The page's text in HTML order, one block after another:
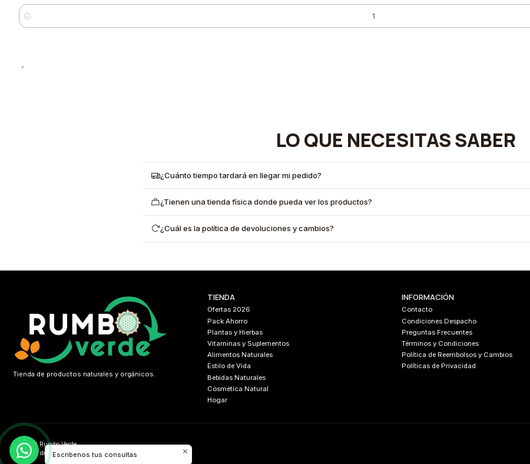
Cantidad
LO QUE NECESITAS SABER
¿Cuánto tiempo tardará en llegar mi pedido?
¿Tienen una tienda física donde pueda ver los productos?
¿Cuál es la política de devoluciones y cambios?
Tienda de productos naturales y orgánicos.
TIENDA
Ofertas 2026
Pack Ahorro
Plantas y Hierbas
Vitaminas y Suplementos
Alimentos Naturales
Estilo de Vida
Bebidas Naturales
Cosmética Natural
Hogar
INFORMACIÓN
Contacto
Condiciones Despacho
Preguntas Frecuentes
Términos y Condiciones
Política de Reembolsos y Cambios
Políticas de Privacidad
2026 Rumbo Verde.
Todos los derechos reservados.Desarrollado por
Escribenos tus consultas